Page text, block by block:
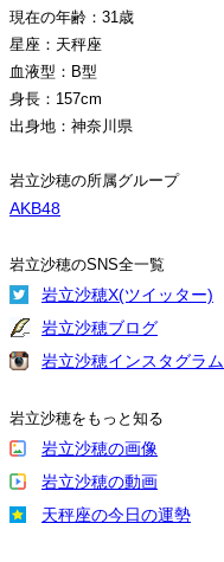
現在の年齢：31歳
星座：天秤座
血液型：B型
身長：157cm
出身地：神奈川県
岩立沙穂の所属グループ
AKB48
岩立沙穂のSNS全一覧
岩立沙穂X(ツイッター)
岩立沙穂ブログ
岩立沙穂インスタグラム
岩立沙穂をもっと知る
岩立沙穂の画像
岩立沙穂の動画
天秤座の今日の運勢